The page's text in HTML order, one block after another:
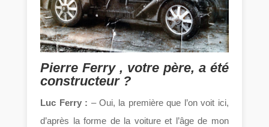
Pierre Ferry , votre père, a été
constructeur ?
Luc Ferry : – Oui, la première que l’on voit ici,
d’après la forme de la voiture et l’âge de mon